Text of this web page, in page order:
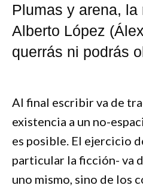
Plumas y arena, la
Alberto López
querrás ni podrás
Al final escribir va de
existencia a un no-
es posible. El ejercicio
particular la ficción- va
uno mismo, sino de los